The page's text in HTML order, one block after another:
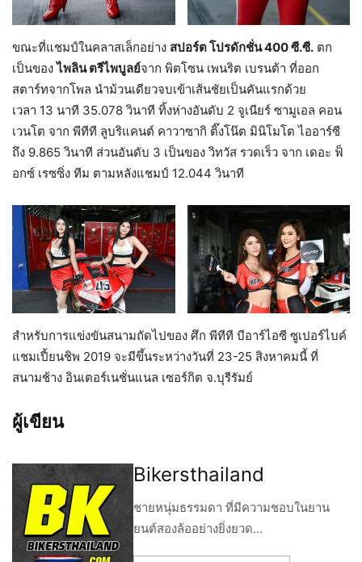
ขณะที่แชมป์ในคลาสเล็กอย่าง สปอร์ต โปรดักชั่น400ซี.ซี. ตก
เป็นของไพลิน ตรีไพบูลย์จาก พิตโซน เพนริต เบรนต้า ที่ออก
สตาร์ทจากโพล นำม้วนเดียวจบเข้าเส้นชัยเป็นคันแรกด้วย
เวลา 13 นาที 35.078 วินาที ทิ้งห่างอันดับ 2 จูเนียร์ ซามูเอล คอน
เวนโต จาก พีทีที ลูบริแคนต์ คาวาซากิ ติ๊งโน๊ต มินิโมโต ไออาร์ซี
ถึง 9.865 วินาที ส่วนอันดับ 3 เป็นของ วิทวัส รวดเร็ว จาก เดอะ ฟ็
อกซ์ เรซซิ่ง ทีม ตามหลังแชมป์ 12.044 วินาที
สำหรับการแข่งขันสนามถัดไปของ ศึก พีทีที บีอาร์ไอซี ซูเปอร์ไบค์
แชมเปี้ยนชิพ 2019 จะมีขึ้นระหว่างวันที่ 23-25 สิงหาคมนี้ ที่
สนามช้าง อินเตอร์เนชั่นแนล เซอร์กิต จ.บุรีรัมย์
ผู้เขียน
Bikersthailand
ชายหนุ่มธรรมดา ที่มีความชอบในยาน
ยนต์สองล้ออย่างยิ่งยวด…